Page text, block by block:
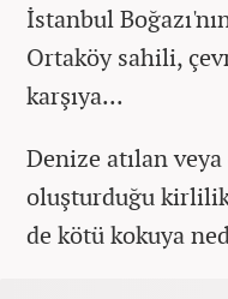
İstanbul
Ortaköy sahili,
karşıya...
Denize atılan
oluşturduğu
de kötü kokuya